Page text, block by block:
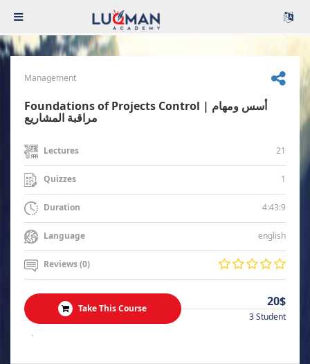
Management
Foundations of Projects Control | أسس ومهام
مراقبة المشاريع
Lectures 21
Quizzes 1
Duration 4:43:9
Language english
Reviews (0)
Take This Course 20$
3 Student
.